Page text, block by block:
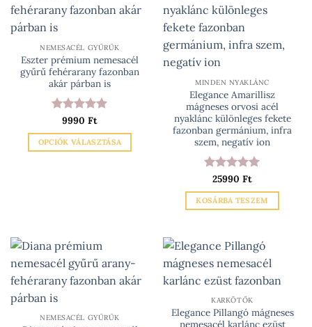
termékoldalon
választhatók
NEMESACÉL GYŰRŰK
Eszter prémium nemesacél
gyűrű fehérarany fazonban
akár párban is
Értékelés:
/ 5
9990 Ft
OPCIÓK VÁLASZTÁSA
A
változatok
termékoldalon
ki
MINDEN NYAKLÁNC
Elegance Amarillisz
mágneses orvosi acél
nyaklánc különleges fekete
fazonban germánium, infra
szem, negatív ion
Értékelés:
/ 5
25990 Ft
KOSÁRBA TESZEM
NEMESACÉL GYŰRŰK
KARKÖTŐK
Elegance Pillangó mágneses
nemesacél karlánc ezüst